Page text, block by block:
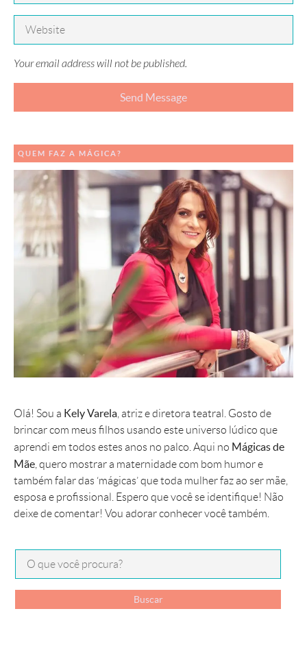
Your email address will not be published.
QUEM FAZ A MÁGICA?
Olá! Sou a Kely Varela , atriz e diretora teatral. Gosto de
brincar com meus filhos usando este universo lúdico que
aprendi em todos estes anos no palco. Aqui no Mágicas de
Mãe , quero mostrar a maternidade com bom humor e
também falar das ‘mágicas’ que toda mulher faz ao ser mãe,
esposa e profissional. Espero que você se identifique! Não
deixe de comentar! Vou adorar conhecer você também.